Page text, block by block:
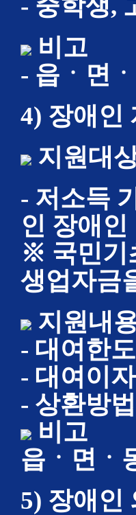
- 중학생,
비고
- 읍ㆍ면
4) 장애인
지원대
- 저소득
인 장애인
※ 국민기
생업자금
지원내
- 대여한
- 대여이
- 상환방
비고
읍ㆍ면ㆍ
5) 장애인